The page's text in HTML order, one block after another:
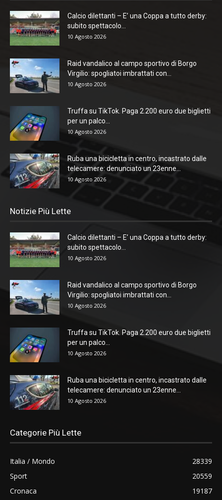
Calcio dilettanti – E’ una Coppa a tutto derby:
subito spettacolo...
10 Agosto 2026
Raid vandalico al campo sportivo di Borgo
Virgilio: spogliatoi imbrattati con...
10 Agosto 2026
Truffa su TikTok. Paga 2.200 euro due biglietti
per un palco...
10 Agosto 2026
Ruba una bicicletta in centro, incastrato dalle
telecamere: denunciato un 23enne...
10 Agosto 2026
Notizie Più Lette
Calcio dilettanti – E’ una Coppa a tutto derby:
subito spettacolo...
10 Agosto 2026
Raid vandalico al campo sportivo di Borgo
Virgilio: spogliatoi imbrattati con...
10 Agosto 2026
Truffa su TikTok. Paga 2.200 euro due biglietti
per un palco...
10 Agosto 2026
Ruba una bicicletta in centro, incastrato dalle
telecamere: denunciato un 23enne...
10 Agosto 2026
Categorie Più Lette
Italia / Mondo
28339
Sport
20559
Cronaca
19187